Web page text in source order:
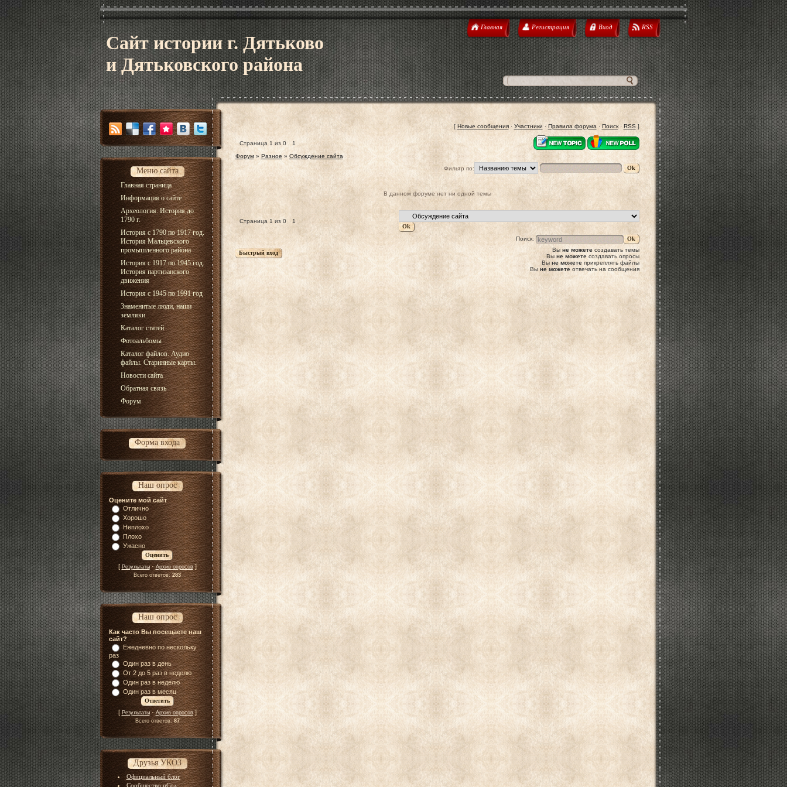
Сайт истории г. Дятьково
и Дятьковского района
Главная Регистрация Вход RSS
Меню сайта
Главная страница
Информация о сайте
Археология. История до
1790 г.
История с 1790 по 1917 год.
История Мальцевского
промышленного района
История с 1917 по 1945 год.
История партизанского
движения
История с 1945 по 1991 год
Знаменитые люди, наши
земляки
Каталог статей
Фотоальбомы
Каталог файлов. Аудио
файлы. Старинные карты.
Новости сайта
Обратная связь
Форум
Форма входа
Наш опрос
Оцените мой сайт
Отлично
Хорошо
Неплохо
Плохо
Ужасно
[ Результаты·Архив опросов]
Всего ответов:283
Наш опрос
Как часто Вы посещаете наш
сайт?
Ежедневно по нескольку
раз
Один раз в день
От 2 до 5 раз в неделю
Один раз в неделю
Один раз в месяц
[ Результаты·Архив опросов]
Всего ответов:87
Друзья УКОЗ
Официальный блог
Сообщество uCoz
[ Новые сообщения· Участники · Правила форума · Поиск· RSS]
Страница 1 из 0
1
Форум » Разное » Обсуждение сайта
Фильтр по:
В данном форуме нет ни одной темы
Страница 1 из 0 1
Поиск:
Вы не можетесоздавать темы
Вы не можетесоздавать опросы
Вы не можетеприкреплять файлы
Вы не можетеотвечать на сообщения